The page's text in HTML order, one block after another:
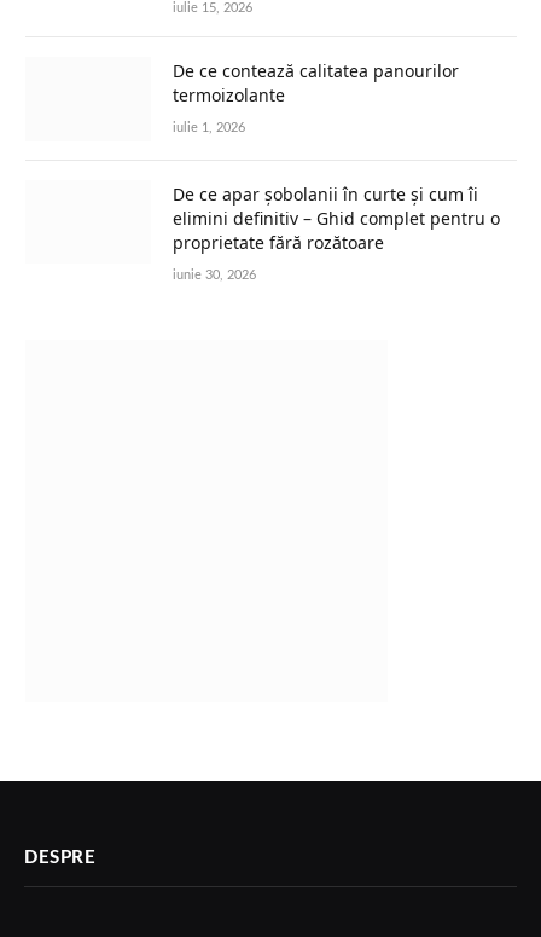
iulie 15, 2026
De ce contează calitatea panourilor
termoizolante
iulie 1, 2026
De ce apar șobolanii în curte și cum îi
elimini definitiv – Ghid complet pentru o
proprietate fără rozătoare
iunie 30, 2026
DESPRE